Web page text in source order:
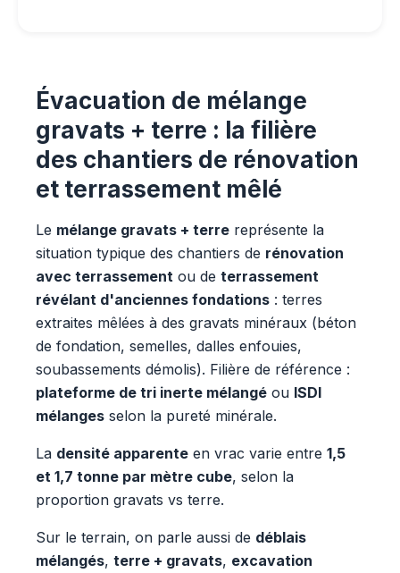
Évacuation de mélange
gravats + terre : la filière
des chantiers de rénovation
et terrassement mêlé
Le mélange gravats + terre représente la
situation typique des chantiers de rénovation
avec terrassement ou deterrassement
révélant d'anciennes fondations : terres
extraites mêlées à des gravats minéraux (béton
de fondation, semelles, dalles enfouies,
soubassements démolis). Filière de référence :
plateforme de tri inerte mélangé ou ISDI
mélanges selon la pureté minérale.
La densité apparente en vrac varie entre1,5
et 1,7 tonne par mètre cube, selon la
proportion gravats vs terre.
Sur le terrain, on parle aussi de déblais
mélangés,terre + gravats, excavation